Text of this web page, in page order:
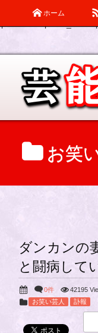
ホーム
お笑
ダンカンの
と闘病して
0件 42195
お笑い芸人
訃報